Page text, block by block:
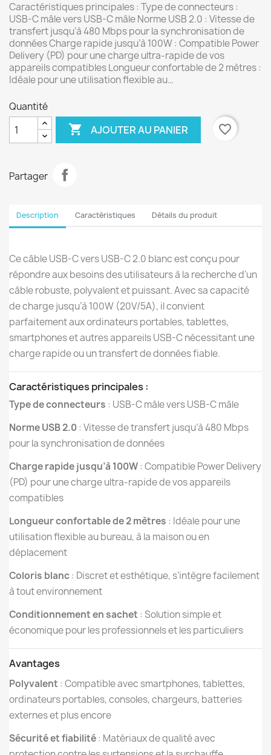
Caractéristiques principales : Type de connecteurs :
USB-C mâle vers USB-C mâle Norme USB 2.0 : Vitesse de
transfert jusqu’à 480 Mbps pour la synchronisation de
données Charge rapide jusqu’à 100W : Compatible Power
Delivery (PD) pour une charge ultra-rapide de vos
appareils compatibles Longueur confortable de 2 mètres :
Idéale pour une utilisation flexible au…
Quantité
 AJOUTER AU PANIER favorite_border
Partager
Description Caractéristiques Détails du produit
Ce câble USB-C vers USB-C 2.0 blanc est conçu pour
répondre aux besoins des utilisateurs à la recherche d’un
câble robuste, polyvalent et puissant. Avec sa capacité
de charge jusqu’à 100W (20V/5A), il convient
parfaitement aux ordinateurs portables, tablettes,
smartphones et autres appareils USB-C nécessitant une
charge rapide ou un transfert de données fiable.
Caractéristiques principales :
Type de connecteurs : USB-C mâle vers USB-C mâle
Norme USB 2.0: Vitesse de transfert jusqu’à 480 Mbps
pour la synchronisation de données
Charge rapide jusqu’à 100W: Compatible Power Delivery
(PD) pour une charge ultra-rapide de vos appareils
compatibles
Longueur confortable de 2 mètres : Idéale pour une
utilisation flexible au bureau, à la maison ou en
déplacement
Coloris blanc: Discret et esthétique, s’intègre facilement
à tout environnement
Conditionnement en sachet : Solution simple et
économique pour les professionnels et les particuliers
Avantages
Polyvalent : Compatible avec smartphones, tablettes,
ordinateurs portables, consoles, chargeurs, batteries
externes et plus encore
Sécurité et fiabilité: Matériaux de qualité avec